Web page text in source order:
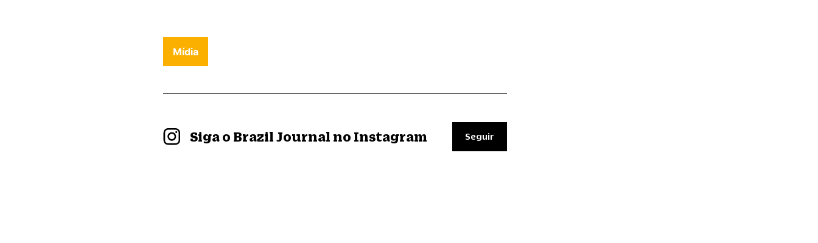
Mídia
Siga o Brazil Journal no Instagram Seguir